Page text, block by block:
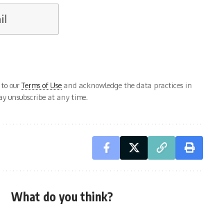
to ourTerms of Use and acknowledge the data practices in
unsubscribe at any time.
What do you think?